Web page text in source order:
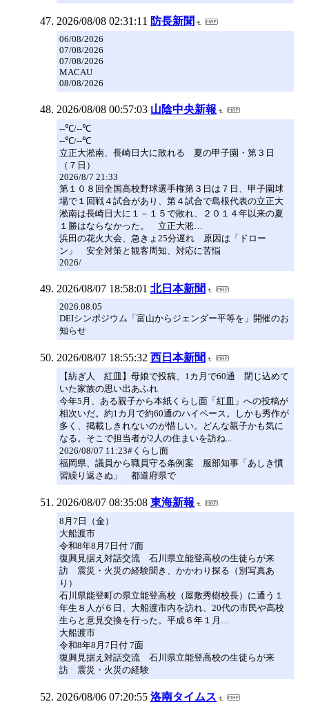
2026/08/08 02:31:11 防長新聞
06/08/2026
07/08/2026
07/08/2026
MACAU
08/08/2026
2026/08/08 00:57:03 山陰中央新報
--℃/--℃
--℃/--℃
立正大淞南、長崎日大に敗れる 夏の甲子園・第３日
（７日）
2026/8/7 21:33
第１０８回全国高校野球選手権第３日は７日、甲子園球
場で１回戦４試合があり、第４試合で島根代表の立正大
淞南は長崎日大に１－１５で敗れ、２０１４年以来の夏
１勝はならなかった。 立正大淞…
浜田の花火大会、急きょ25分遅れ 原因は「ドロー
ン」 安全対策と観客周知、対応に苦悩
2026/
2026/08/07 18:58:01 北日本新聞
2026.08.05
DEIシンポジウム「富山からジェンダー平等を」開催のお
知らせ
2026/08/07 18:55:32 西日本新聞
【紡ぎ人 紅皿】母娘で投稿、1カ月で60通 閉じ込めて
いた家族の思い出あふれ
今年5月、ある親子から本紙くらし面「紅皿」への投稿が
相次いだ。約1カ月で約60通のハイペース。しかも秀作が
多く、掲載しきれないのが惜しい。どんな親子かも気に
なる。そこで担当者が2人の住まいを訪ね...
2026/08/07 11:23#くらし面
福岡県、議員から職員守る条例案 服部知事「あしき慣
習繰り返さぬ」 都道府県で
2026/08/07 08:35:08 東海新報
8月7日（金）
大船渡市
令和8年8月7日付 7面
復興見据え対話交流 石川県立能登高校の生徒らが来
訪 震災・火災の経験聞き、かかわり探る（別写真あ
り）
石川県能登町の県立能登高校（屋敷秀樹校長）に通う１
年生８人が６日、大船渡市内を訪れ、20代の市民や高校
生らと意見交換を行った。平成６年１月…
大船渡市
令和8年8月7日付 7面
復興見据え対話交流 石川県立能登高校の生徒らが来
訪 震災・火災の経験
2026/08/06 07:20:55 洛南タイムス